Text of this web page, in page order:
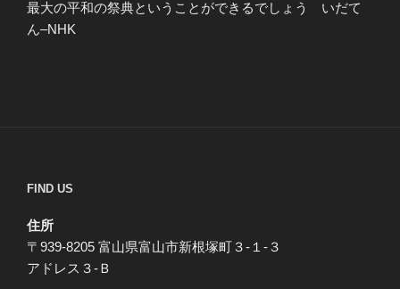
最大の平和の祭典ということができるでしょう いだて
ん–NHK
FIND US
住所
〒939-8205 富山県富山市新根塚町３-１-３
アドレス３-Ｂ